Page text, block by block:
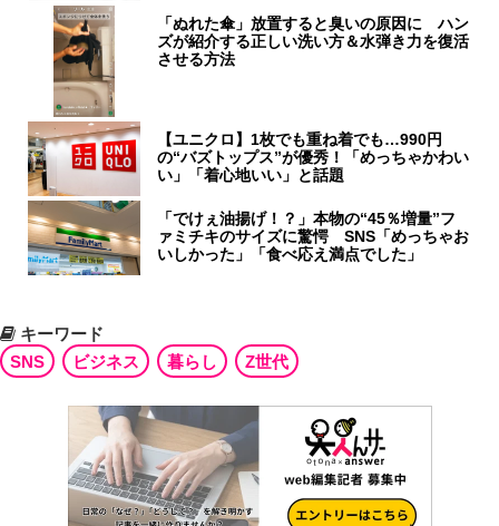
「ぬれた傘」放置すると臭いの原因に ハン
ズが紹介する正しい洗い方＆水弾き力を復活
させる方法
【ユニクロ】1枚でも重ね着でも…990円
の“バズトップス”が優秀！「めっちゃかわい
い」「着心地いい」と話題
「でけぇ油揚げ！？」本物の“45％増量”フ
ァミチキのサイズに驚愕 SNS「めっちゃお
いしかった」「食べ応え満点でした」
キーワード
SNS
ビジネス 暮らし Z世代